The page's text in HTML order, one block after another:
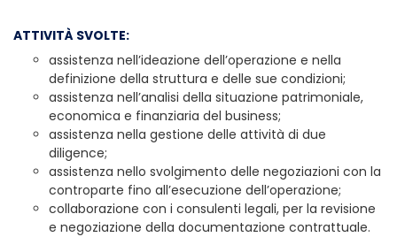
ATTIVITÀ SVOLTE:
assistenza nell’ideazione dell’operazione e nella
definizione della struttura e delle sue condizioni;
assistenza nell’analisi della situazione patrimoniale,
economica e finanziaria del business;
assistenza nella gestione delle attività di due
diligence;
assistenza nello svolgimento delle negoziazioni con la
controparte fino all’esecuzione dell’operazione;
collaborazione con i consulenti legali, per la revisione
e negoziazione della documentazione contrattuale.